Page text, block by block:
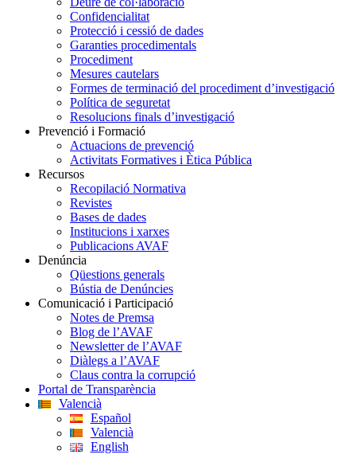
Confidencialitat
Protecció i cessió de dades
Garanties procedimentals
Procediment
Mesures cautelars
Formes de terminació del procediment d’investigació
Política de seguretat
Resolucions finals d’investigació
Prevenció i Formació
Actuacions de prevenció
Activitats Formatives i Ètica Pública
Recursos
Recopilació Normativa
Revistes
Bases de dades
Institucions i xarxes
Publicacions AVAF
Denúncia
Qüestions generals
Bústia de Denúncies
Comunicació i Participació
Notes de Premsa
Blog de l’AVAF
Newsletter de l’AVAF
Diàlegs a l’AVAF
Claus contra la corrupció
Portal de Transparència
Valencià
Español
Valencià
English